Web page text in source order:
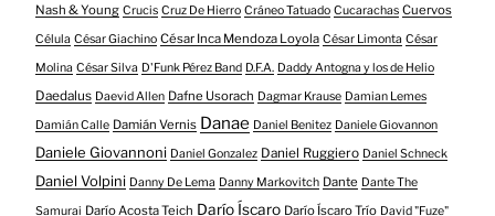
Nash & Young Crucis Cruz De Hierro Cráneo Tatuado Cucarachas Cuervos
Célula César Giachino César Inca Mendoza Loyola César Limonta César
Molina César Silva D'Funk Pérez Band D.F.A. Daddy Antogna y los de Helio
Daedalus Daevid Allen Dafne Usorach Dagmar Krause Damian Lemes
Damián Calle Damián Vernis Danae Daniel Benitez Daniele Giovannon
Daniele Giovannoni Daniel Gonzalez Daniel Ruggiero Daniel Schneck
Daniel Volpini Danny De Lema Danny Markovitch Dante Dante The
Samurai Darío Acosta Teich Darío Íscaro Darío Íscaro Trío David "Fuze"